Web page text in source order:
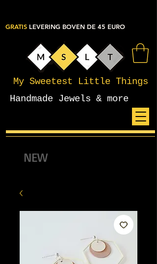
My Sweetest Little Things
Handmade Jewels & more
GRATIS LEVERING BOVEN DE 45 EURO
NEW